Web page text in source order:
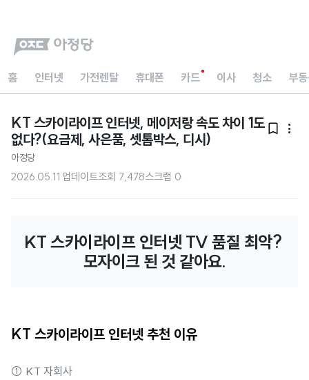
홈 인터넷 가전렌탈 휴대폰 카드 이사 청소 부
KT 스카이라이프 인터넷, 메이저랑 속도 차이 1도
없다?(요금제, 사은품, 셋톱박스, 디시)
 
아정당
2026.05.11 업데이트조회 7,478스크랩 0
KT 스카이라이프 인터넷 TV 품질 최악?
모자이크 된 것 같아요.
KT 스카이라이프 인터넷 추천 이유
① KT 자회사